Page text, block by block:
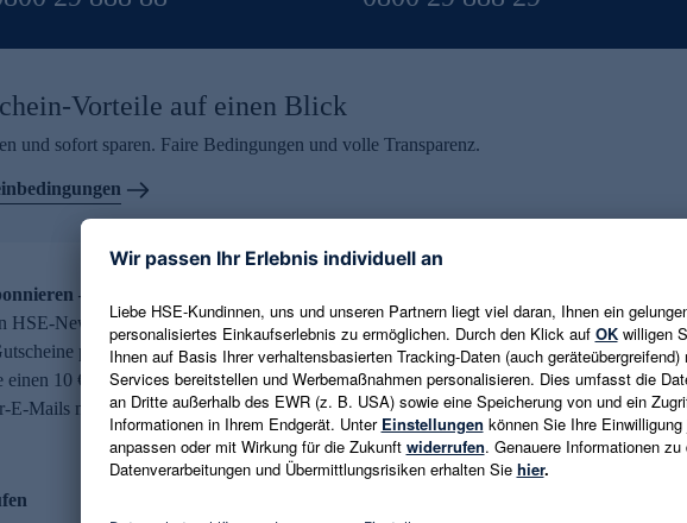
Vorteile auf einen Blick
und sofort sparen. Faire Bedingungen und volle Transparenz.
– 10 € Gutschein erhalten
HSE-Newsletter abonnieren und aktuelle Trends,
per E-Mail erhalten. Als Dankeschön
einen 10 € Gutschein. Eine Abmeldung ist jederzeit in
E-Mails möglich.
E-Mail-Adresse eingeben
Es gelten die